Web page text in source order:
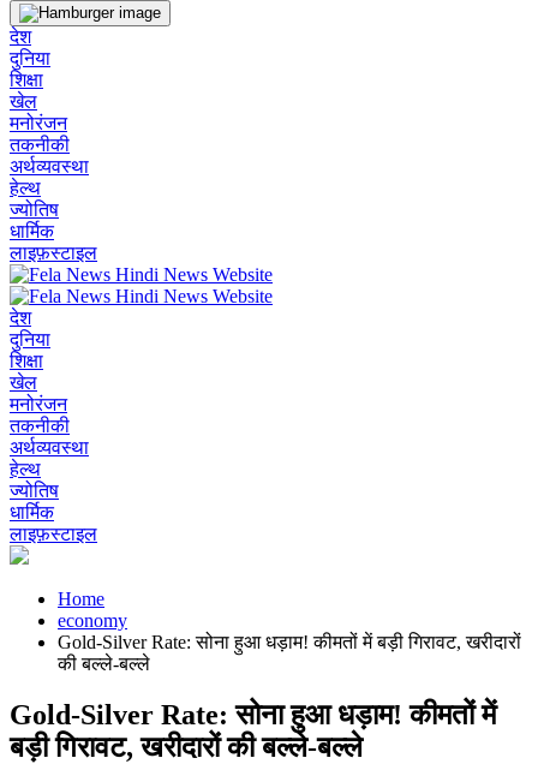
देश
दुनिया
शिक्षा
खेल
मनोरंजन
तकनीकी
अर्थव्यवस्था
हेल्थ
ज्योतिष
धार्मिक
लाइफ़स्टाइल
देश
दुनिया
शिक्षा
खेल
मनोरंजन
तकनीकी
अर्थव्यवस्था
हेल्थ
ज्योतिष
धार्मिक
लाइफ़स्टाइल
Home
economy
Gold-Silver Rate: सोना हुआ धड़ाम! कीमतों में बड़ी गिरावट, खरीदारों
की बल्ले-बल्ले
Gold-Silver Rate: सोना हुआ धड़ाम! कीमतों में
बड़ी गिरावट, खरीदारों की बल्ले-बल्ले